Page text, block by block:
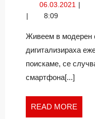
06.03.2021
8:09
Живеем в модерен
дигитализираха
поискаме, се
смартфона[...]
READ MORE